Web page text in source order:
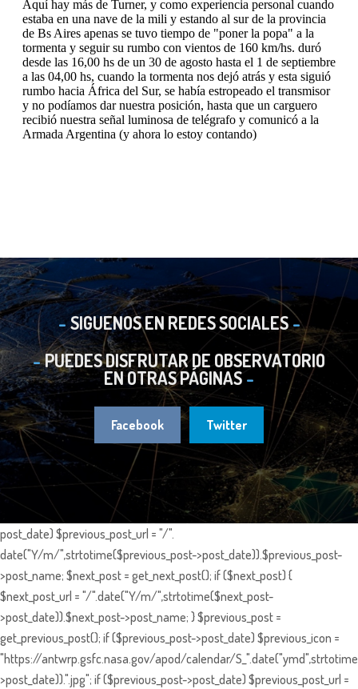
SIGUENOS EN REDES SOCIALES
PUEDES DISFRUTAR DE OBSERVATORIO
EN OTRAS PÁGINAS
Facebook Twitter
post_date) $previous_post_url = "/".
date("Y/m/",strtotime($previous_post->post_date)).$previous_post-
>post_name; $next_post = get_next_post(); if ($next_post) {
$next_post_url = "/".date("Y/m/",strtotime($next_post-
>post_date)).$next_post->post_name; } $previous_post =
get_previous_post(); if ($previous_post->post_date) $previous_icon =
"https://antwrp.gsfc.nasa.gov/apod/calendar/
>post_date)).".jpg"; if ($previous_post->post_date) $previous_post_url =